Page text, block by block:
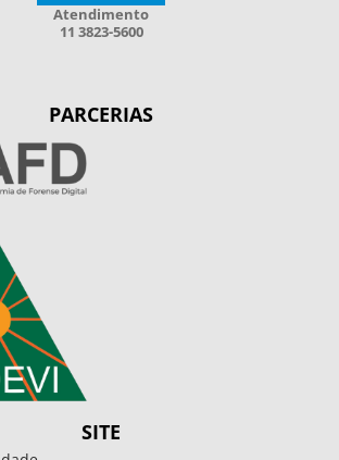
Atendimento
11 3823-5600
PARCERIAS
SITE